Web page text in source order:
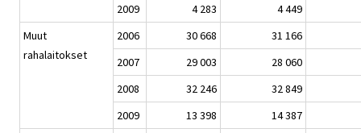
2009
4 283
4 449
Muut
rahalaitokset
2006 30 668
31 166
2007
29 003
28 060
2008
32 246
32 849
2009
13 398
14 387